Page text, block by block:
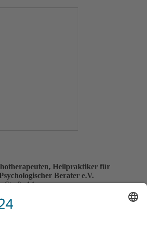
Heilpraktiker für
Berater e.V.
Straße 14